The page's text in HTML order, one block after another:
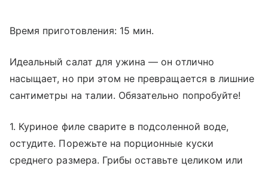
Время приготовления: 15 мин.
Идеальный салат для ужина — он отлично
насыщает, но при этом не превращается в лишние
сантиметры на талии. Обязательно попробуйте!
1. Куриное филе сварите в подсоленной воде,
остудите. Порежьте на порционные куски
среднего размера. Грибы оставьте целиком или